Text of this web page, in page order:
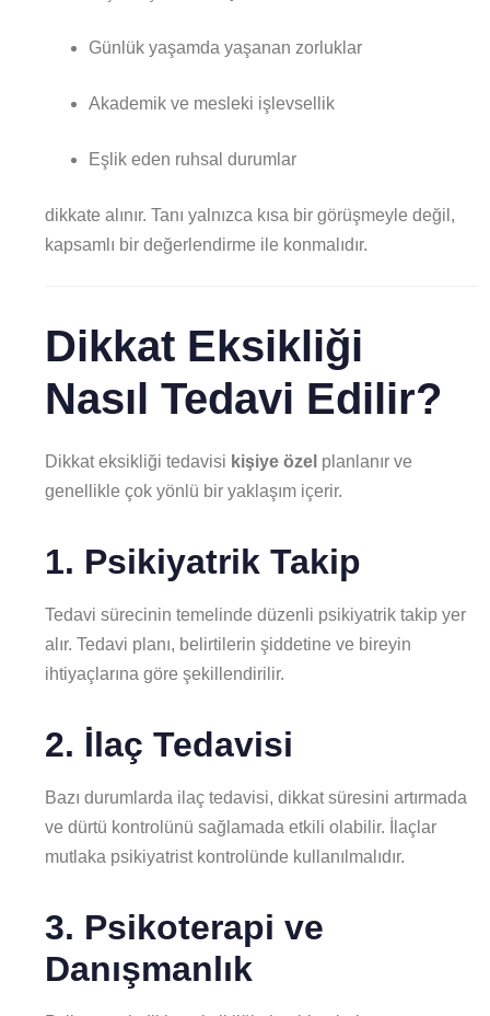
Günlük yaşamda yaşanan zorluklar
Akademik ve mesleki işlevsellik
Eşlik eden ruhsal durumlar
dikkate alınır. Tanı yalnızca kısa bir görüşmeyle değil,
kapsamlı bir değerlendirme ile konmalıdır.
Dikkat Eksikliği
Nasıl Tedavi Edilir?
Dikkat eksikliği tedavisi kişiye özel planlanır ve
genellikle çok yönlü bir yaklaşım içerir.
1. Psikiyatrik Takip
Tedavi sürecinin temelinde düzenli psikiyatrik takip yer
alır. Tedavi planı, belirtilerin şiddetine ve bireyin
ihtiyaçlarına göre şekillendirilir.
2. İlaç Tedavisi
Bazı durumlarda ilaç tedavisi, dikkat süresini artırmada
ve dürtü kontrolünü sağlamada etkili olabilir. İlaçlar
mutlaka psikiyatrist kontrolünde kullanılmalıdır.
3. Psikoterapi ve
Danışmanlık